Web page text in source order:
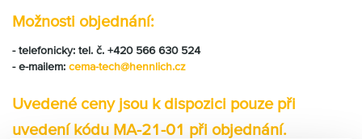
Nákupní seznam
Partner Zone
Možnosti objednání:
- telefonicky: tel. č. +420 566 630 524
- e-mailem: cema-tech@hennlich.cz
Uvedené ceny jsou k dispozici pouze při
uvedení kódu MA-21-01 při objednání.